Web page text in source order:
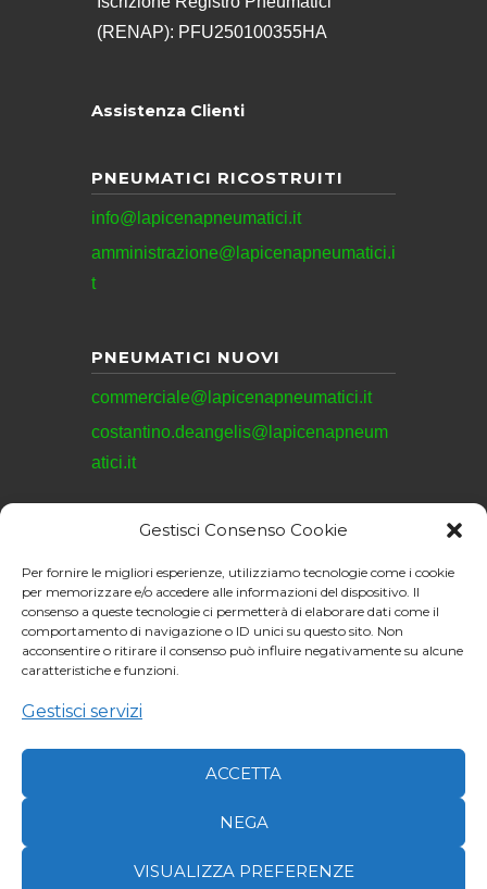
Gestisci Consenso Cookie
Per fornire le migliori esperienze, utilizziamo tecnologie come i cookie
per memorizzare e/o accedere alle informazioni del dispositivo. Il
consenso a queste tecnologie ci permetterà di elaborare dati come il
comportamento di navigazione o ID unici su questo sito. Non
acconsentire o ritirare il consenso può influire negativamente su alcune
caratteristiche e funzioni.
Gestisci servizi
ACCETTA
NEGA
VISUALIZZA PREFERENZE
(RENAP): PFU250100355HA
Assistenza Clienti
PNEUMATICI RICOSTRUITI
info@lapicenapneumatici.it
amministrazione@lapicenapneumatici.i
t
PNEUMATICI NUOVI
commerciale@lapicenapneumatici.it
costantino.deangelis@lapicenapneum
atici.it
REVISIONI
revisioni@lapicenapneumatici.it
La Picena Pneumatici
Junior Web
Momentaneamente NON E' POSSIBILE EFFETTUARE NESSUN ORDINE ON-
Per avere informazioni e conoscere le disponibilità, contattare lo 0736 402110